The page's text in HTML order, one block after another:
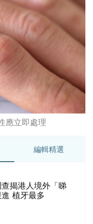
應立即處理
編輯精選
揭港人境外「睇
植牙最多